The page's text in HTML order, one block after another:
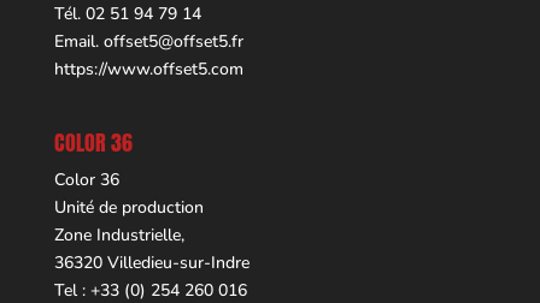
Tél. 02 51 94 79 14
Email. offset5@offset5.fr
https://www.offset5.com
COLOR 36
Color 36
Unité de production
Zone Industrielle,
36320 Villedieu-sur-Indre
Tel : +33 (0) 254 260 016